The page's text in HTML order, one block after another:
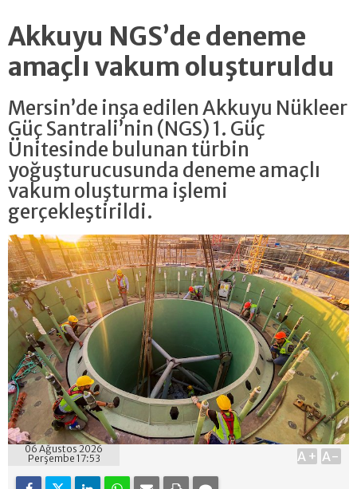
Akkuyu NGS’de deneme
amaçlı vakum oluşturuldu
Mersin’de inşa edilen Akkuyu Nükleer
Güç Santrali’nin (NGS) 1. Güç
Ünitesinde bulunan türbin
yoğuşturucusunda deneme amaçlı
vakum oluşturma işlemi
gerçekleştirildi.
06 Ağustos 2026
Perşembe 17:53
A+ A-